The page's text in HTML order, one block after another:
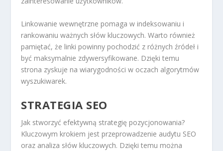
Linkowanie wewnętrzne pomaga w indeksowaniu i
rankowaniu ważnych słów kluczowych. Warto również
pamiętać, że linki powinny pochodzić z różnych źródeł i
być maksymalnie zdywersyfikowane. Dzięki temu
strona zyskuje na wiarygodności w oczach algorytmów
wyszukiwarek.
STRATEGIA SEO
Jak stworzyć efektywną strategię pozycjonowania?
Kluczowym krokiem jest przeprowadzenie audytu SEO
oraz analiza słów kluczowych. Dzięki temu można